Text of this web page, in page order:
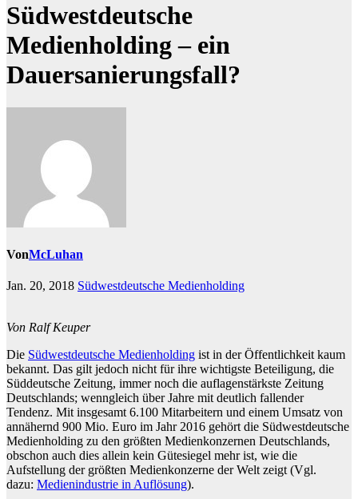
Südwestdeutsche
Medienholding – ein
Dauersanierungsfall?
VonMcLuhan
Jan. 20, 2018 Südwestdeutsche Medienholding
Von Ralf Keuper
Die Südwestdeutsche Medienholding ist in der Öffentlichkeit kaum
bekannt. Das gilt jedoch nicht für ihre wichtigste Beteiligung, die
Süddeutsche Zeitung, immer noch die auflagenstärkste Zeitung
Deutschlands; wenngleich über Jahre mit deutlich fallender
Tendenz. Mit insgesamt 6.100 Mitarbeitern und einem Umsatz von
annähernd 900 Mio. Euro im Jahr 2016 gehört die Südwestdeutsche
Medienholding zu den größten Medienkonzernen Deutschlands,
obschon auch dies allein kein Gütesiegel mehr ist, wie die
Aufstellung der größten Medienkonzerne der Welt zeigt (Vgl.
dazu: Medienindustrie in Auflösung).